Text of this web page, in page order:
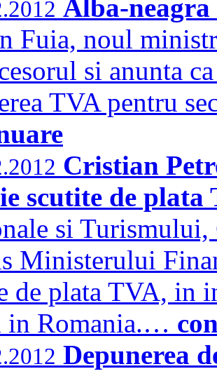
Alba-neagra
Fuia, noul
si anunta
TVA pentru
Cristian
scutite de plata
si Turismului,
Ministerului
de plata TVA, in
in Romania.…
Depunerea